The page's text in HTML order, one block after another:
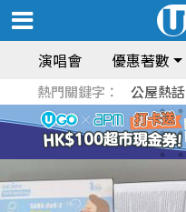
演唱會 優惠著數
熱門關鍵字： 公屋熱話